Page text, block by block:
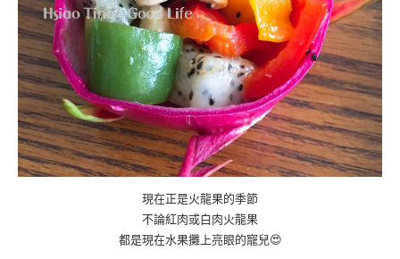
現在正是火龍果的季節
不論紅肉或白肉火龍果
都是現在水果攤上亮眼的寵兒😍